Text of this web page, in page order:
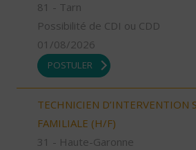
81 - Tarn
Possibilité de CDI ou CDD
01/08/2026
POSTULER
TECHNICIEN D’INTERVENTION
FAMILIALE (H/F)
31 - Haute-Garonne